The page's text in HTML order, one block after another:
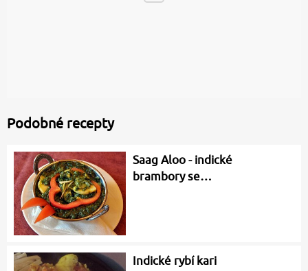
Podobné recepty
Saag Aloo - indické
brambory se…
Indické rybí kari